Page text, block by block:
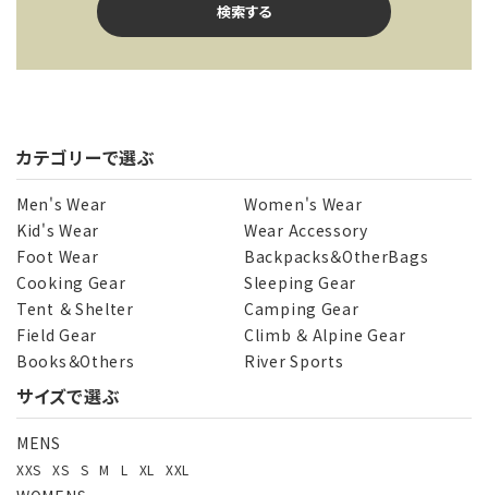
検索する
キーワード
カテゴリー
検索する
カテゴリーで選ぶ
Men's Wear
Women's Wear
Kid's Wear
Wear Accessory
Foot Wear
Backpacks＆OtherBags
Cooking Gear
Sleeping Gear
Tent ＆ Shelter
Camping Gear
Field Gear
Climb ＆ Alpine Gear
Books＆Others
River Sports
サイズで選ぶ
MENS
XXS XS S M L XL XXL